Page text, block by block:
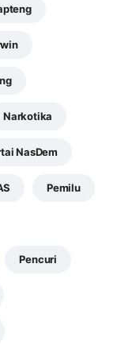
Narkotika
NasDem
Pemilu
Pencuri